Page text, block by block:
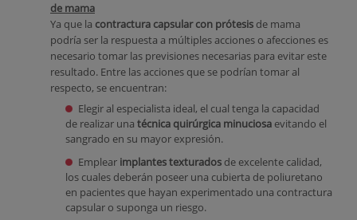
de mama
Ya que la contractura capsular con prótesis de mama
podría ser la respuesta a múltiples acciones o afecciones es
necesario tomar las previsiones necesarias para evitar este
resultado. Entre las acciones que se podrían tomar al
respecto, se encuentran:
Elegir al especialista ideal, el cual tenga la capacidad
de realizar una técnica quirúrgica minuciosaevitando el
sangrado en su mayor expresión.
Emplear implantes texturadosde excelente calidad,
los cuales deberán poseer una cubierta de poliuretano
en pacientes que hayan experimentado una contractura
capsular o suponga un riesgo.